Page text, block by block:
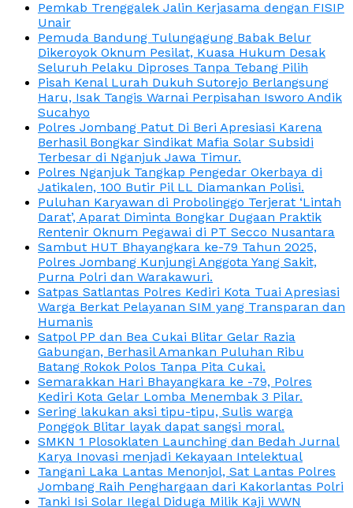
Pemkab Trenggalek Jalin Kerjasama dengan FISIP
Unair
Pemuda Bandung Tulungagung Babak Belur
Dikeroyok Oknum Pesilat, Kuasa Hukum Desak
Seluruh Pelaku Diproses Tanpa Tebang Pilih
Pisah Kenal Lurah Dukuh Sutorejo Berlangsung
Haru, Isak Tangis Warnai Perpisahan Isworo Andik
Sucahyo
Polres Jombang Patut Di Beri Apresiasi Karena
Berhasil Bongkar Sindikat Mafia Solar Subsidi
Terbesar di Nganjuk Jawa Timur.
Polres Nganjuk Tangkap Pengedar Okerbaya di
Jatikalen, 100 Butir Pil LL Diamankan Polisi.
Puluhan Karyawan di Probolinggo Terjerat ‘Lintah
Darat’, Aparat Diminta Bongkar Dugaan Praktik
Rentenir Oknum Pegawai di PT Secco Nusantara
Sambut HUT Bhayangkara ke-79 Tahun 2025,
Polres Jombang Kunjungi Anggota Yang Sakit,
Purna Polri dan Warakawuri.
Satpas Satlantas Polres Kediri Kota Tuai Apresiasi
Warga Berkat Pelayanan SIM yang Transparan dan
Humanis
Satpol PP dan Bea Cukai Blitar Gelar Razia
Gabungan, Berhasil Amankan Puluhan Ribu
Batang Rokok Polos Tanpa Pita Cukai.
Semarakkan Hari Bhayangkara ke -79, Polres
Kediri Kota Gelar Lomba Menembak 3 Pilar.
Sering lakukan aksi tipu-tipu, Sulis warga
Ponggok Blitar layak dapat sangsi moral.
SMKN 1 Plosoklaten Launching dan Bedah Jurnal
Karya Inovasi menjadi Kekayaan Intelektual
Tangani Laka Lantas Menonjol, Sat Lantas Polres
Jombang Raih Penghargaan dari Kakorlantas Polri
Tanki Isi Solar Ilegal Diduga Milik Kaji WWN